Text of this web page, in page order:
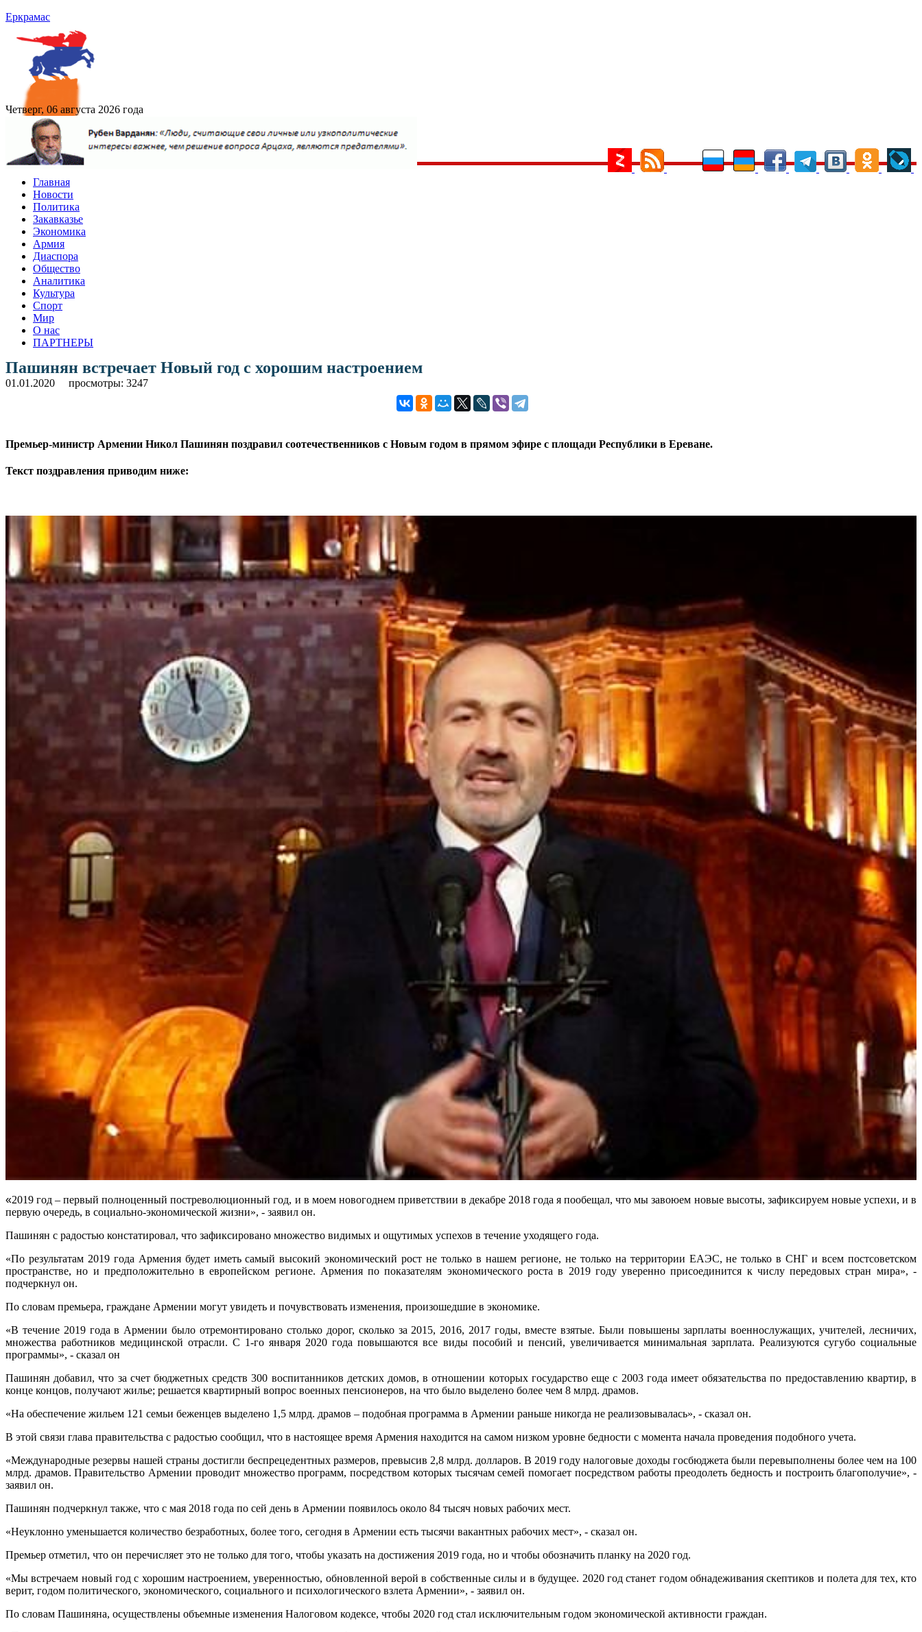
Еркрамас
Четверг, 06 августа 2026 года
Главная
Новости
Политика
Закавказье
Экономика
Армия
Диаспора
Общество
Аналитика
Культура
Спорт
Мир
О нас
ПАРТНЕРЫ
Пашинян встречает Новый год с хорошим настроением
01.01.2020 просмотры: 3247
Премьер-министр Армении Никол Пашинян поздравил соотечественников с Новым годом в прямом эфире с площади Республики в Ереване.
Текст поздравления приводим ниже:
«2019 год – первый полноценный постреволюционный год, и в моем новогоднем приветствии в декабре 2018 года я пообещал, что мы завоюем новые высоты, зафиксируем новые успехи, и в
первую очередь, в социально-экономической жизни», - заявил он.
Пашинян с радостью констатировал, что зафиксировано множество видимых и ощутимых успехов в течение уходящего года.
«По результатам 2019 года Армения будет иметь самый высокий экономический рост не только в нашем регионе, не только на территории ЕАЭС, не только в СНГ и всем постсоветском
пространстве, но и предположительно в европейском регионе. Армения по показателям экономического роста в 2019 году уверенно присоединится к числу передовых стран мира», -
подчеркнул он.
По словам премьера, граждане Армении могут увидеть и почувствовать изменения, произошедшие в экономике.
«В течение 2019 года в Армении было отремонтировано столько дорог, сколько за 2015, 2016, 2017 годы, вместе взятые. Были повышены зарплаты военнослужащих, учителей, лесничих,
множества работников медицинской отрасли. С 1-го января 2020 года повышаются все виды пособий и пенсий, увеличивается минимальная зарплата. Реализуются сугубо социальные
программы», - сказал он
Пашинян добавил, что за счет бюджетных средств 300 воспитанников детских домов, в отношении которых государство еще с 2003 года имеет обязательства по предоставлению квартир, в
конце концов, получают жилье; решается квартирный вопрос военных пенсионеров, на что было выделено более чем 8 млрд. драмов.
«На обеспечение жильем 121 семьи беженцев выделено 1,5 млрд. драмов – подобная программа в Армении раньше никогда не реализовывалась», - сказал он.
В этой связи глава правительства с радостью сообщил, что в настоящее время Армения находится на самом низком уровне бедности с момента начала проведения подобного учета.
«Международные резервы нашей страны достигли беспрецедентных размеров, превысив 2,8 млрд. долларов. В 2019 году налоговые доходы госбюджета были перевыполнены более чем на 100
млрд. драмов. Правительство Армении проводит множество программ, посредством которых тысячам семей помогает посредством работы преодолеть бедность и построить благополучие», -
заявил он.
Пашинян подчеркнул также, что с мая 2018 года по сей день в Армении появилось около 84 тысяч новых рабочих мест.
«Неуклонно уменьшается количество безработных, более того, сегодня в Армении есть тысячи вакантных рабочих мест», - сказал он.
Премьер отметил, что он перечисляет это не только для того, чтобы указать на достижения 2019 года, но и чтобы обозначить планку на 2020 год.
«Мы встречаем новый год с хорошим настроением, уверенностью, обновленной верой в собственные силы и в будущее. 2020 год станет годом обнадеживания скептиков и полета для тех, кто
верит, годом политического, экономического, социального и психологического взлета Армении», - заявил он.
По словам Пашиняна, осуществлены объемные изменения Налоговом кодексе, чтобы 2020 год стал исключительным годом экономической активности граждан.